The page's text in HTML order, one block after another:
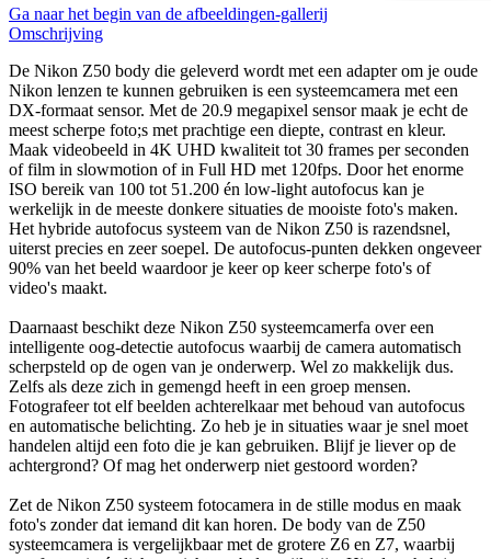
Ga naar het begin van de afbeeldingen-gallerij
Omschrijving
De Nikon Z50 body die geleverd wordt met een adapter om je oude
Nikon lenzen te kunnen gebruiken is een systeemcamera met een
DX-formaat sensor. Met de 20.9 megapixel sensor maak je echt de
meest scherpe foto;s met prachtige een diepte, contrast en kleur.
Maak videobeeld in 4K UHD kwaliteit tot 30 frames per seconden
of film in slowmotion of in Full HD met 120fps. Door het enorme
ISO bereik van 100 tot 51.200 én low-light autofocus kan je
werkelijk in de meeste donkere situaties de mooiste foto's maken.
Het hybride autofocus systeem van de Nikon Z50 is razendsnel,
uiterst precies en zeer soepel. De autofocus-punten dekken ongeveer
90% van het beeld waardoor je keer op keer scherpe foto's of
video's maakt.
Daarnaast beschikt deze Nikon Z50 systeemcamerfa over een
intelligente oog-detectie autofocus waarbij de camera automatisch
scherpsteld op de ogen van je onderwerp. Wel zo makkelijk dus.
Zelfs als deze zich in gemengd heeft in een groep mensen.
Fotografeer tot elf beelden achterelkaar met behoud van autofocus
en automatische belichting. Zo heb je in situaties waar je snel moet
handelen altijd een foto die je kan gebruiken. Blijf je liever op de
achtergrond? Of mag het onderwerp niet gestoord worden?
Zet de Nikon Z50 systeem fotocamera in de stille modus en maak
foto's zonder dat iemand dit kan horen. De body van de Z50
systeemcamera is vergelijkbaar met de grotere Z6 en Z7, waarbij